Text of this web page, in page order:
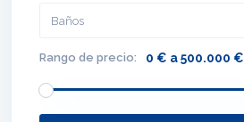
Baños
Rango de precio: 0 € a 500.000 €